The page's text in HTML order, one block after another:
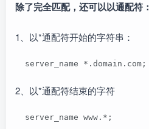
除了完全匹配，还可以以通配符：
1、以*通配符开始的字符串：
  server_name *.domain.com;
2、以*通配符结束的字符
  server_name www.*;